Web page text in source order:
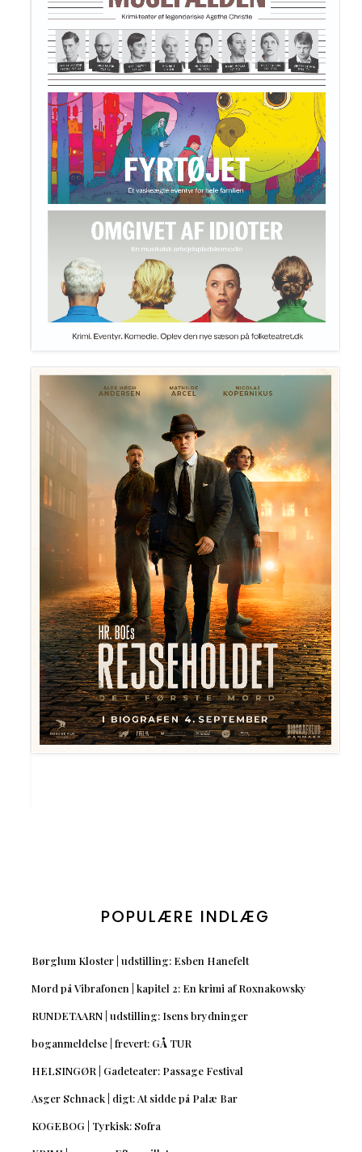
POPULÆRE INDLÆG
Børglum Kloster | udstilling: Esben Hanefelt
Mord på Vibrafonen | kapitel 2: En krimi af Roxnakowsky
RUNDETAARN | udstilling: Isens brydninger
boganmeldelse | frevert: GÅ TUR
HELSINGØR | Gadeteater: Passage Festival
Asger Schnack | digt: At sidde på Palæ Bar
KOGEBOG | Tyrkisk: Sofra